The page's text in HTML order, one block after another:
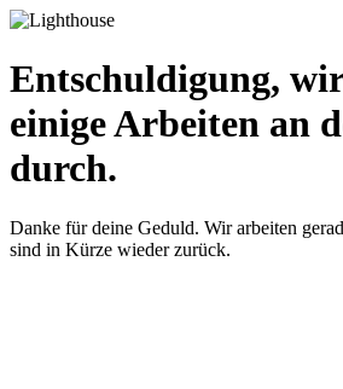
Entschuldigung,
einige Arbeiten an
durch.
Danke für deine Geduld. Wir arbeiten
sind in Kürze wieder zurück.